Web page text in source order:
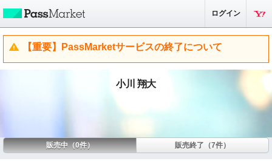
ログイン
【重要】PassMarketサービスの終了について
小川 翔大
販売中（0件） 販売終了（7件）